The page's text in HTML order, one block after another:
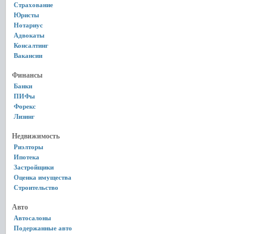
Страхование
Юристы
Нотариус
Адвокаты
Консалтинг
Вакансии
Финансы
Банки
ПИФы
Форекс
Лизинг
Недвижимость
Риэлторы
Ипотека
Застройщики
Оценка имущества
Строительство
Авто
Автосалоны
Подержанные авто